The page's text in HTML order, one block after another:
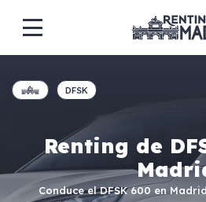
Renting de
Conduce el DFSK 600 en
DFSK